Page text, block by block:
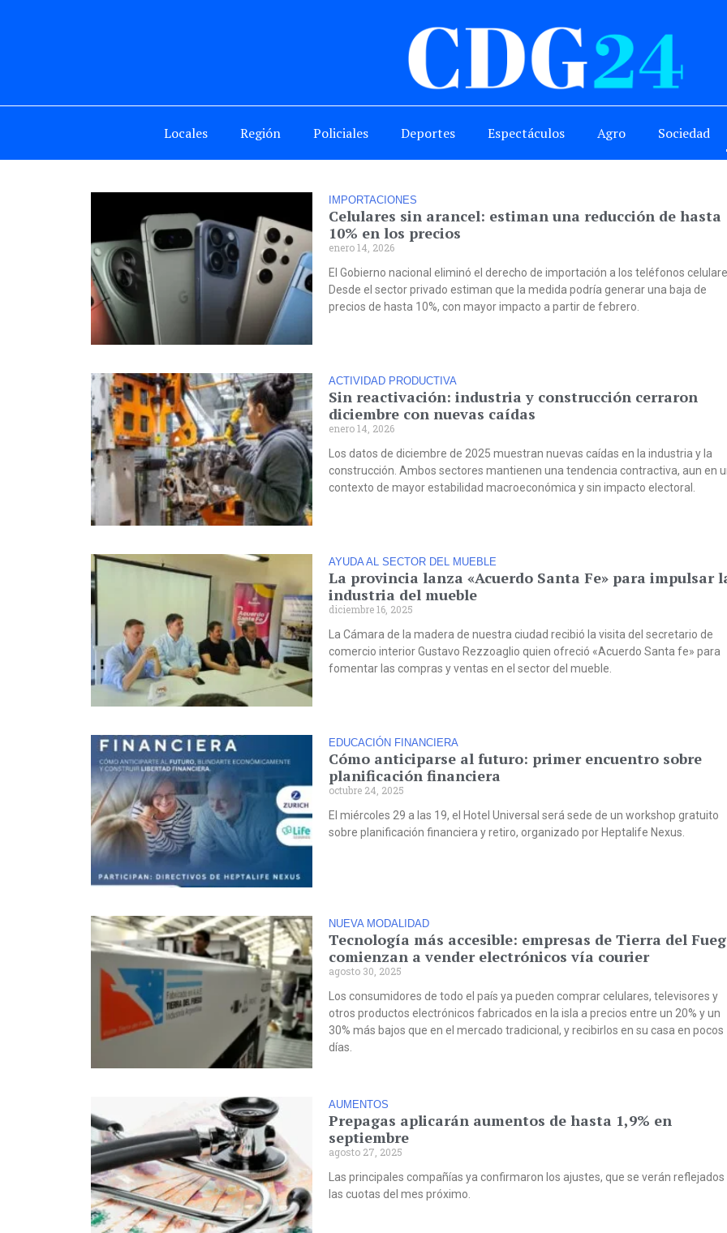
Locales Región Policiales Deportes Espectáculos Agro Sociedad
IMPORTACIONES
Celulares sin arancel: estiman una reducción de hasta
10% en los precios
enero 14, 2026
El Gobierno nacional eliminó el derecho de importación a los teléfonos
Desde el sector privado estiman que la medida podría generar una baja de
precios de hasta 10%, con mayor impacto a partir de febrero.
ACTIVIDAD PRODUCTIVA
Sin reactivación: industria y construcción cerraron
diciembre con nuevas caídas
enero 14, 2026
Los datos de diciembre de 2025 muestran nuevas caídas en la industria y la
construcción. Ambos sectores mantienen una tendencia contractiva, aun en
contexto de mayor estabilidad macroeconómica y sin impacto electoral.
AYUDA AL SECTOR DEL MUEBLE
La provincia lanza «Acuerdo Santa Fe» para impulsar
industria del mueble
diciembre 16, 2025
La Cámara de la madera de nuestra ciudad recibió la visita del secretario de
comercio interior Gustavo Rezzoaglio quien ofreció «Acuerdo Santa fe» para
fomentar las compras y ventas en el sector del mueble.
EDUCACIÓN FINANCIERA
Cómo anticiparse al futuro: primer encuentro sobre
planificación financiera
octubre 24, 2025
El miércoles 29 a las 19, el Hotel Universal será sede de un workshop gratuito
sobre planificación financiera y retiro, organizado por Heptalife Nexus.
NUEVA MODALIDAD
Tecnología más accesible: empresas de Tierra del
comienzan a vender electrónicos vía courier
agosto 30, 2025
Los consumidores de todo el país ya pueden comprar celulares, televisores y
otros productos electrónicos fabricados en la isla a precios entre un 20% y un
30% más bajos que en el mercado tradicional, y recibirlos en su casa en pocos
días.
AUMENTOS
Prepagas aplicarán aumentos de hasta 1,9% en
septiembre
agosto 27, 2025
Las principales compañías ya confirmaron los ajustes, que se verán reflejados
las cuotas del mes próximo.